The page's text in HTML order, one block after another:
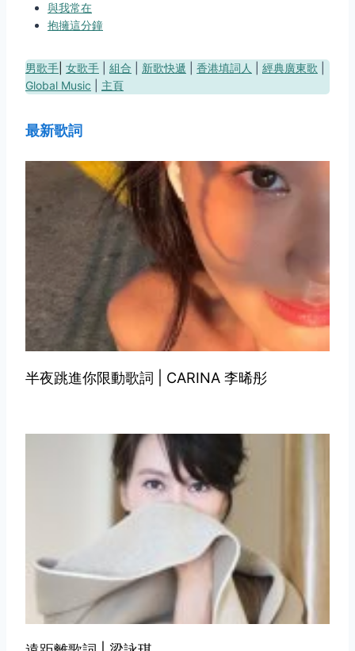
與我常在
抱擁這分鐘
男歌手 女歌手 組合 新歌快遞 香港填詞人 經典廣東歌
Global Music
主頁
最新歌詞
半夜跳進你限動歌詞 | CARINA 李晞彤